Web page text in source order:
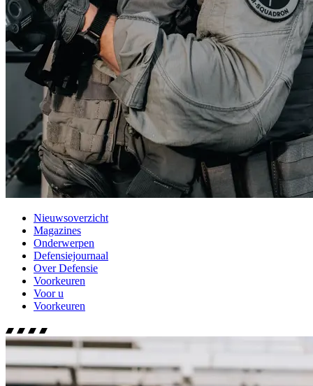
Nieuwsoverzicht
Magazines
Onderwerpen
Defensiejournaal
Over Defensie
Voorkeuren
Voor u
Voorkeuren